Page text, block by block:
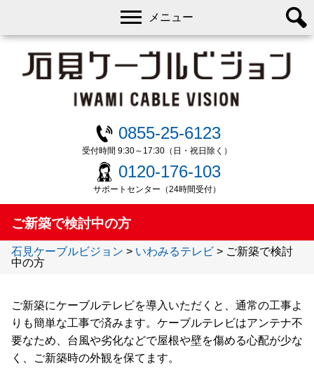
0855-25-6123
受付時間 9:30～17:30（日・祝日除く）
0120-176-103
サポートセンター（24時間受付）
メニュー
ご新築で検討中の方
石見ケーブルビジョン > いわみるテレビ > ご新築で検討
中の方
ご新築にケーブルテレビを導入いただくと、通常の工事よ
りも簡単な工事で済みます。ケーブルテレビはアンテナ不
要なため、台風や劣化などで屋根や壁を傷める心配が少な
く、ご新築時の外観を保てます。